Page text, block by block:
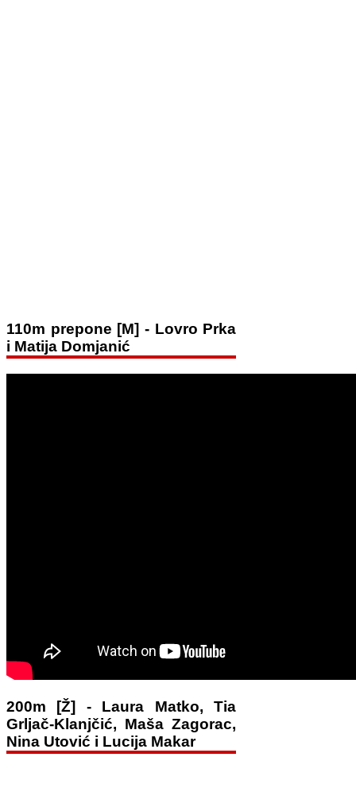
110m prepone [M] - Lovro Prka
i Matija Domjanić
200m [Ž] - Laura Matko, Tia
Grljač-Klanjčić, Maša Zagorac,
Nina Utović i Lucija Makar